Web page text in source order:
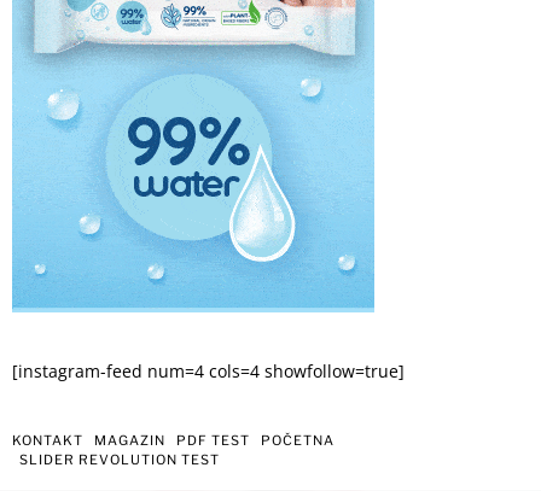
[instagram-feed num=4 cols=4 showfollow=true]
KONTAKT MAGAZIN PDF TEST
POČETNA
SLIDER REVOLUTION TEST